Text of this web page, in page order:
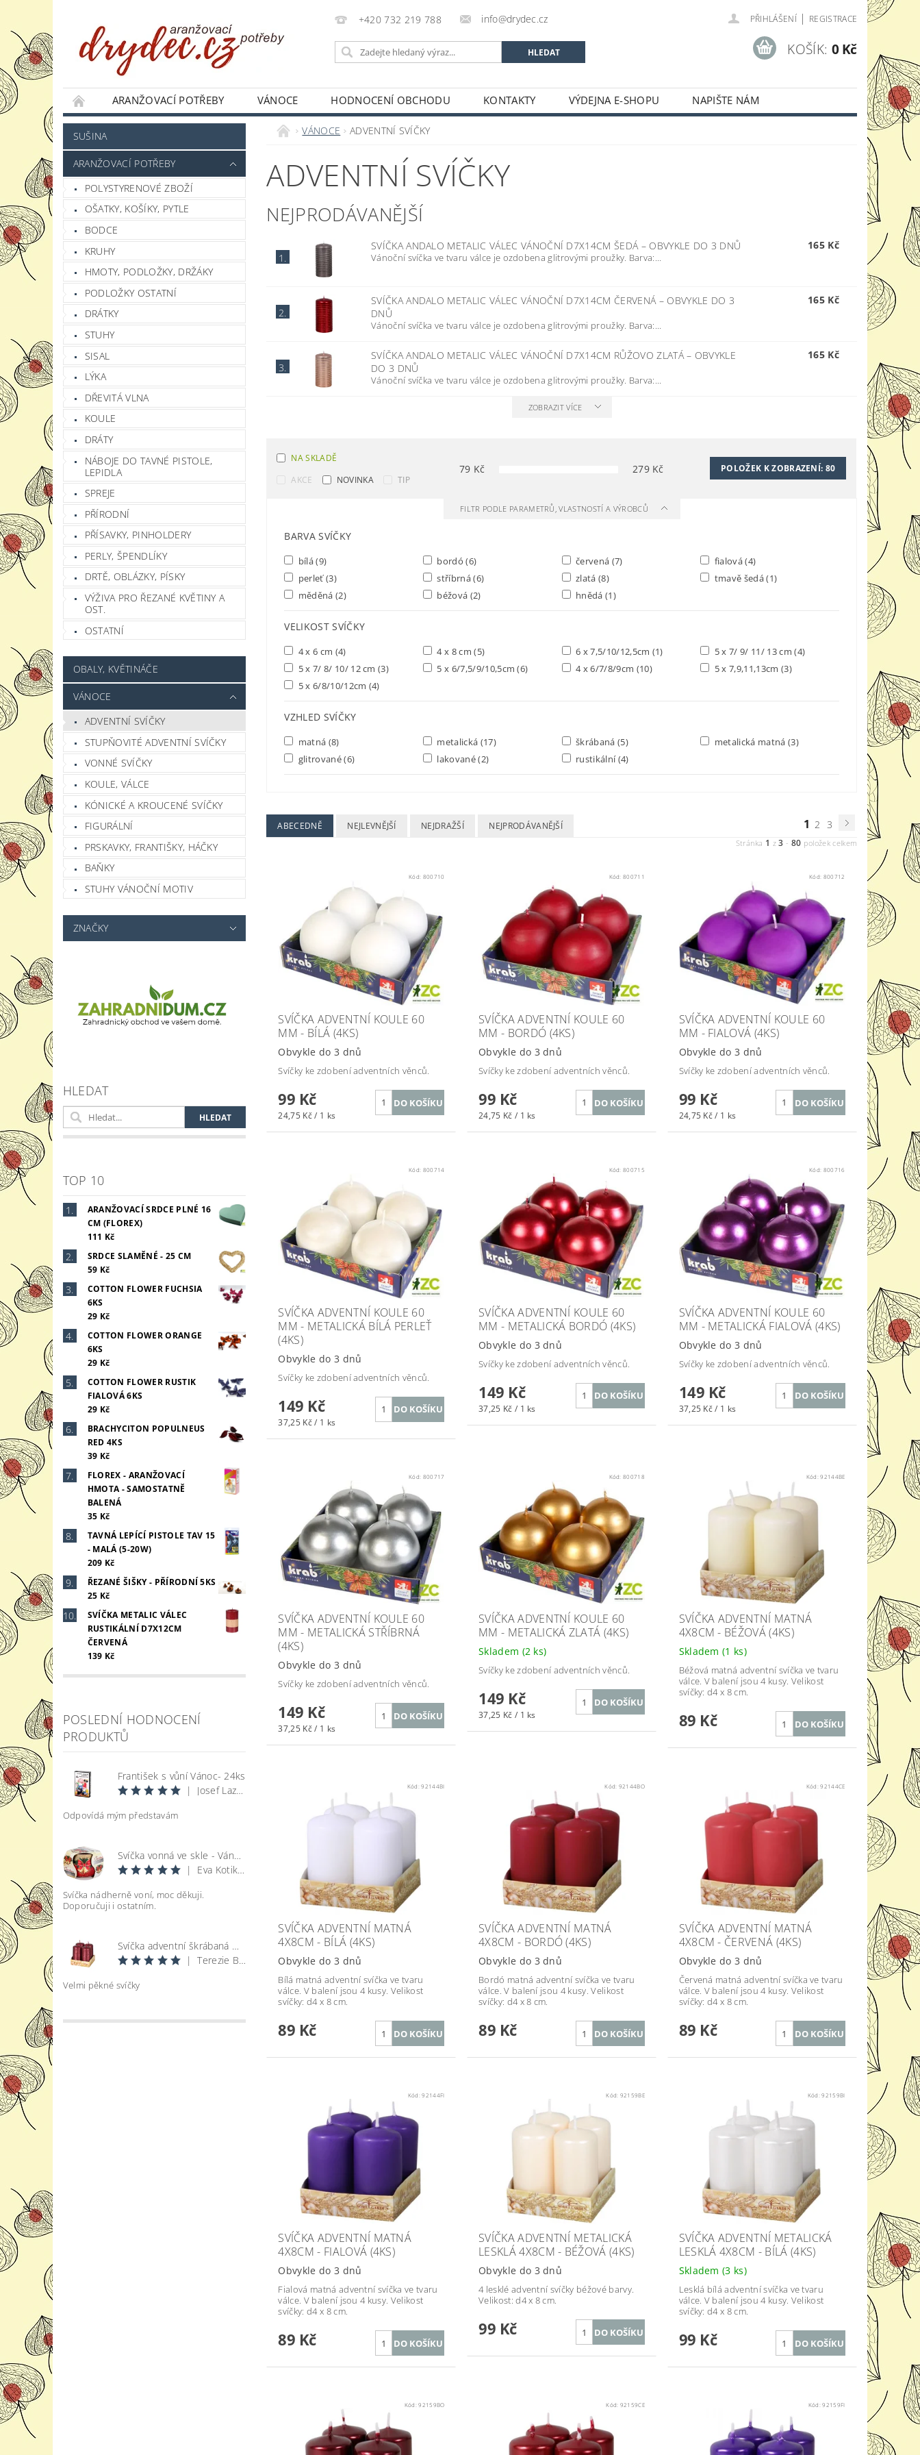
+420 732 219 788 info@drydec.cz PŘIHLÁŠENÍ | REGISTRACE
KOŠÍK: 0 Kč
ARANŽOVACÍ POTŘEBY VÁNOCE HODNOCENÍ OBCHODU KONTAKTY VÝDEJNA E-SHOPU
NAPIŠTE NÁM
JAK NAKUPOVAT
PODMÍNKY OCHRANY OSOBNÍCH ÚDAJŮ OBCHODNÍ PODMÍNKY
SUŠINA
ARANŽOVACÍ POTŘEBY
POLYSTYRENOVÉ ZBOŽÍ
OŠATKY, KOŠÍKY, PYTLE
BODCE
KRUHY
HMOTY, PODLOŽKY, DRŽÁKY
PODLOŽKY OSTATNÍ
DRÁTKY
STUHY
SISAL
LÝKA
DŘEVITÁ VLNA
KOULE
DRÁTY
NÁBOJE DO TAVNÉ PISTOLE,
LEPIDLA
SPREJE
PŘÍRODNÍ
PŘÍSAVKY, PINHOLDERY
PERLY, ŠPENDLÍKY
DRTĚ, OBLÁZKY, PÍSKY
VÝŽIVA PRO ŘEZANÉ KVĚTINY A
OST.
OSTATNÍ
OBALY, KVĚTINÁČE
VÁNOCE
ADVENTNÍ SVÍČKY
STUPŇOVITÉ ADVENTNÍ SVÍČKY
VONNÉ SVÍČKY
KOULE, VÁLCE
KÓNICKÉ A KROUCENÉ SVÍČKY
FIGURÁLNÍ
PRSKAVKY, FRANTIŠKY, HÁČKY
BAŇKY
STUHY VÁNOČNÍ MOTIV
ZNAČKY
HLEDAT
TOP 10
ARANŽOVACÍ SRDCE PLNÉ 16
CM (FLOREX)
111 Kč
SRDCE SLAMĚNÉ - 25 CM
59 Kč
COTTON FLOWER FUCHSIA
6KS
29 Kč
COTTON FLOWER ORANGE
6KS
29 Kč
COTTON FLOWER RUSTIK
FIALOVÁ 6KS
29 Kč
BRACHYCITON POPULNEUS
RED 4KS
39 Kč
FLOREX - ARANŽOVACÍ
HMOTA - SAMOSTATNĚ
BALENÁ
35 Kč
TAVNÁ LEPÍCÍ PISTOLE TAV 15
- MALÁ (5-20W)
209 Kč
ŘEZANÉ ŠIŠKY - PŘÍRODNÍ 5KS
25 Kč
SVÍČKA METALIC VÁLEC
RUSTIKÁLNÍ D7X12CM
ČERVENÁ
139 Kč
POSLEDNÍ HODNOCENÍ
PRODUKTŮ
František s vůní Vánoc- 24ks
|
Josef Lazecký
Odpovídá mým představám
Svíčka vonná ve skle - Vánoce
|
Eva Kotikova
Svíčka nádherně voní, moc děkuji.
Doporučuji i ostatním.
Svíčka adventní škrábaná metal lesk - bordó d4x8cm 4ks
|
Terezie Bohatová
Velmi pěkné svíčky
VÁNOCE ADVENTNÍ SVÍČKY
ADVENTNÍ SVÍČKY
NEJPRODÁVANĚJŠÍ
1.
SVÍČKA ANDALO METALIC VÁLEC VÁNOČNÍ D7X14CM ŠEDÁ – OBVYKLE DO 3 DNŮ
Vánoční svíčka ve tvaru válce je ozdobena glitrovými proužky. Barva:...
165 Kč
2.
SVÍČKA ANDALO METALIC VÁLEC VÁNOČNÍ D7X14CM ČERVENÁ – OBVYKLE DO 3
DNŮ
Vánoční svíčka ve tvaru válce je ozdobena glitrovými proužky. Barva:...
165 Kč
3.
SVÍČKA ANDALO METALIC VÁLEC VÁNOČNÍ D7X14CM RŮŽOVO ZLATÁ– OBVYKLE
DO 3 DNŮ
Vánoční svíčka ve tvaru válce je ozdobena glitrovými proužky. Barva:...
165 Kč
ZOBRAZIT VÍCE
NA SKLADĚ
AKCE
NOVINKA TIP
79 Kč 279Kč POLOŽEK K ZOBRAZENÍ: 80
FILTR PODLE PARAMETRŮ, VLASTNOSTÍ A VÝROBCŮ
BARVA SVÍČKY
bílá(9) bordó(6) červená (7) fialová(4)
perleť(3) stříbrná(6) zlatá(8) tmavě šedá(1)
měděná (2) béžová (2) hnědá(1)
VELIKOST SVÍČKY
4 x 6 cm (4) 4 x 8 cm(5) 6 x 7,5/10/12,5cm (1) 5 x 7/ 9/ 11/ 13 cm(4)
5 x 7/ 8/ 10/ 12 cm(3) 5 x 6/7,5/9/10,5cm(6) 4 x 6/7/8/9cm (10) 5 x 7,9,11,13cm (3)
5 x 6/8/10/12cm (4)
VZHLED SVÍČKY
matná (8) metalická (17) škrábaná (5) metalická matná (3)
glitrované(6) lakované(2) rustikální(4)
ABECEDNĚ NEJLEVNĚJŠÍ NEJDRAŽŠÍ NEJPRODÁVANĚJŠÍ 1 2 3
Stránka 1 z3 - 80 položek celkem
Kód: 800710
SVÍČKA ADVENTNÍ KOULE 60
MM - BÍLÁ (4KS)
Obvykle do 3 dnů
Svíčky ke zdobení adventních věnců.
99 Kč
24,75 Kč / 1 ks
Kód:800711
SVÍČKA ADVENTNÍ KOULE 60
MM - BORDÓ (4KS)
Obvykle do 3 dnů
Svíčky ke zdobení adventních věnců.
99 Kč
24,75 Kč / 1 ks
Kód: 800712
SVÍČKA ADVENTNÍ KOULE 60
MM - FIALOVÁ (4KS)
Obvykle do 3 dnů
Svíčky ke zdobení adventních věnců.
99 Kč
24,75 Kč / 1 ks
Kód: 800714
SVÍČKA ADVENTNÍ KOULE 60
MM - METALICKÁ BÍLÁ PERLEŤ
(4KS)
Obvykle do 3 dnů
Svíčky ke zdobení adventních věnců.
149 Kč
37,25 Kč / 1 ks
Kód:800715
SVÍČKA ADVENTNÍ KOULE 60
MM - METALICKÁ BORDÓ (4KS)
Obvykle do 3 dnů
Svíčky ke zdobení adventních věnců.
149 Kč
37,25 Kč / 1 ks
Kód: 800716
SVÍČKA ADVENTNÍ KOULE 60
MM - METALICKÁ FIALOVÁ (4KS)
Obvykle do 3 dnů
Svíčky ke zdobení adventních věnců.
149 Kč
37,25 Kč / 1 ks
Kód: 800717
SVÍČKA ADVENTNÍ KOULE 60
MM - METALICKÁ STŘÍBRNÁ
(4KS)
Obvykle do 3 dnů
Svíčky ke zdobení adventních věnců.
149 Kč
37,25 Kč / 1 ks
Kód:800718
SVÍČKA ADVENTNÍ KOULE 60
MM - METALICKÁ ZLATÁ (4KS)
Skladem (2 ks)
Svíčky ke zdobení adventních věnců.
149 Kč
37,25 Kč / 1 ks
Kód:92144BE
SVÍČKA ADVENTNÍ MATNÁ
4X8CM - BÉŽOVÁ (4KS)
Skladem(1 ks)
Béžová matná adventní svíčka ve tvaru
válce. V balení jsou 4 kusy. Velikost
svíčky: d4 x 8 cm.
89 Kč
Kód:92144BI
SVÍČKA ADVENTNÍ MATNÁ
4X8CM - BÍLÁ (4KS)
Obvykle do 3 dnů
Bílá matná adventní svíčka ve tvaru
válce. V balení jsou 4 kusy. Velikost
svíčky: d4 x 8 cm.
89 Kč
Kód: 92144BO
SVÍČKA ADVENTNÍ MATNÁ
4X8CM - BORDÓ (4KS)
Obvykle do 3 dnů
Bordó matná adventní svíčka ve tvaru
válce. V balení jsou 4 kusy. Velikost
svíčky: d4 x 8 cm.
89 Kč
Kód:92144CE
SVÍČKA ADVENTNÍ MATNÁ
4X8CM - ČERVENÁ (4KS)
Obvykle do 3 dnů
Červená matná adventní svíčka ve tvaru
válce. V balení jsou 4 kusy. Velikost
svíčky: d4 x 8 cm.
89 Kč
Kód:92144FI
SVÍČKA ADVENTNÍ MATNÁ
4X8CM - FIALOVÁ (4KS)
Obvykle do 3 dnů
Fialová matná adventní svíčka ve tvaru
válce. V balení jsou 4 kusy. Velikost
svíčky: d4 x 8 cm.
89 Kč
Kód: 92159BE
SVÍČKA ADVENTNÍ METALICKÁ
LESKLÁ 4X8CM - BÉŽOVÁ (4KS)
Obvykle do 3 dnů
4 lesklé adventní svíčky béžové barvy.
Velikost: d4 x 8 cm.
99 Kč
Kód:92159BI
SVÍČKA ADVENTNÍ METALICKÁ
LESKLÁ 4X8CM - BÍLÁ (4KS)
Skladem(3 ks)
Lesklá bílá adventní svíčka ve tvaru
válce. V balení jsou 4 kusy. Velikost
svíčky: d4 x 8 cm.
99 Kč
Kód:92159BO Kód: 92159CE Kód:92159FI